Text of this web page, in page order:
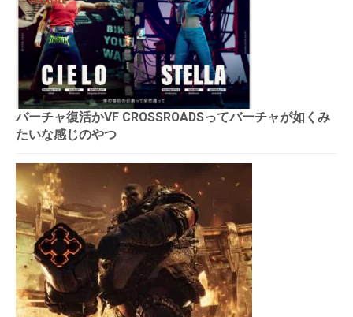
バーチャ復活かVF CROSSROADSってバーチャが如くみ
たいな感じのやつ